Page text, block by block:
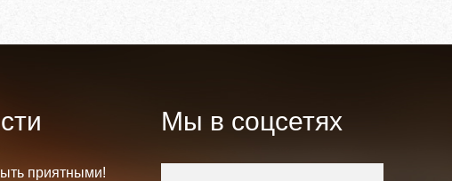
приятными!
Мы в соцсетях